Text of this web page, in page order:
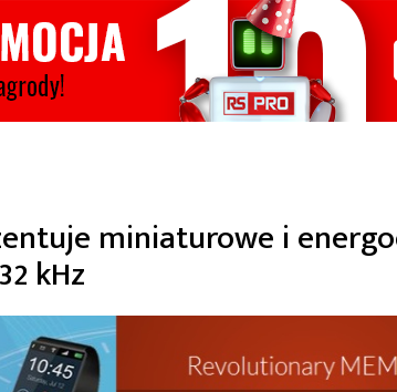
miniaturowe i
kHz